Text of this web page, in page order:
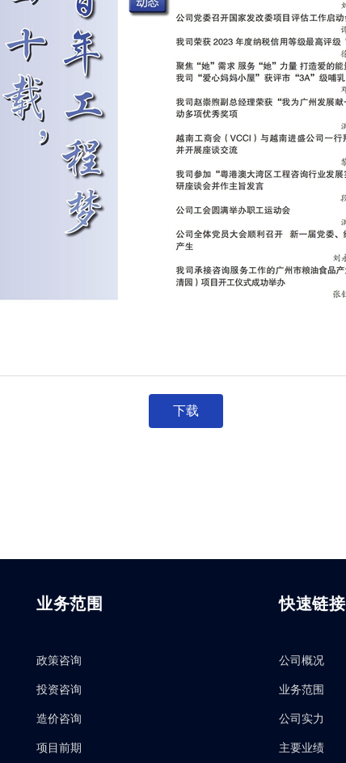
下载
业务范围
政策咨询
投资咨询
造价咨询
项目前期
快速链接
公司概况
业务范围
公司实力
主要业绩